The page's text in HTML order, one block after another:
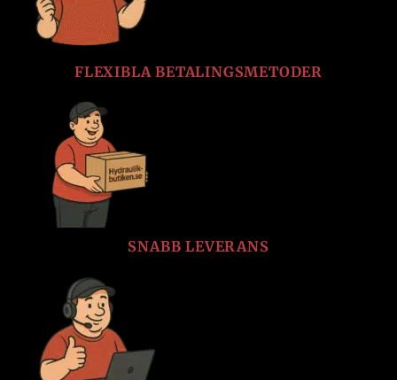
FLEXIBLA BETALINGSMETODER
SNABB LEVERANS